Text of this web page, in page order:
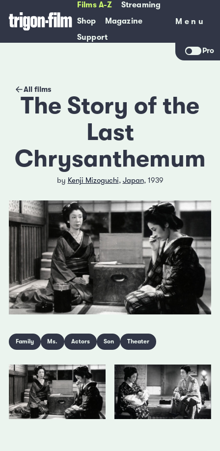
Films A-Z
Streaming
Shop
Magazine
Support
Menu
Menu
Pro
All films
The Story of the
Last
Chrysanthemum
by Kenji Mizoguchi, Japan, 1939
Family Ms. Actors Son Theater